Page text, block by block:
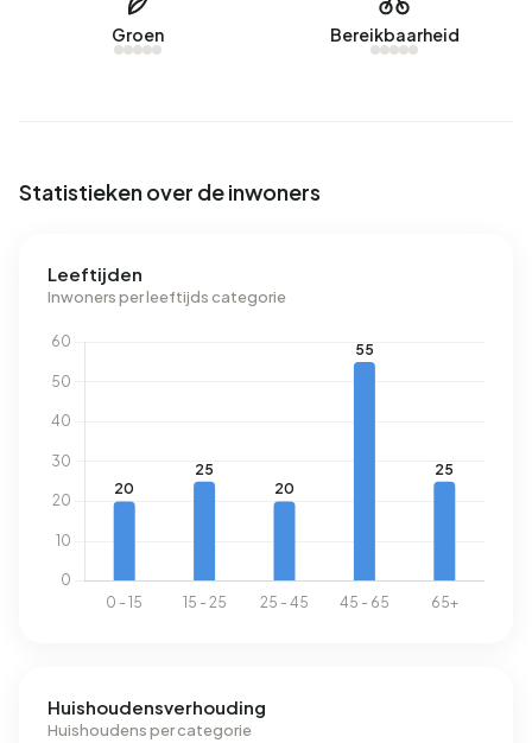
ligt met 1.660 m³ per jaar 30% boven het landelijke
gemiddelde van 1.280 m³.
Groen Bereikbaarheid
Statistieken over de inwoners
Leeftijden
Inwoners per leeftijds categorie
Huishoudensverhouding
Huishoudens per categorie